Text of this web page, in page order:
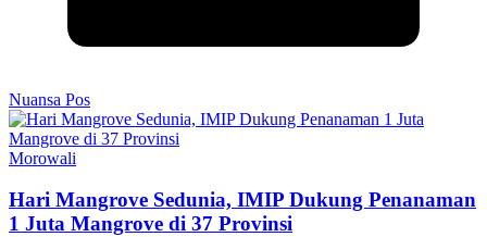
Nuansa Pos
Morowali
Hari Mangrove Sedunia, IMIP Dukung Penanaman
1 Juta Mangrove di 37 Provinsi